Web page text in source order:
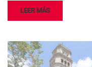
LEER MÁS